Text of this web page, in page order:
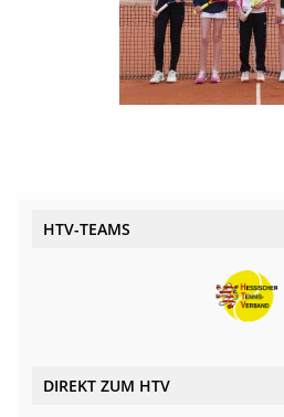
HTV-TEAMS
DIREKT ZUM HTV